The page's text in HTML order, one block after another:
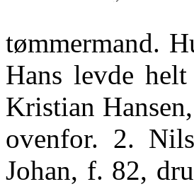
tømmermand.
Hans levde
Kristian
ovenfor. 2.
Johan, f. 82,